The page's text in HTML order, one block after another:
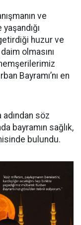
ve
huzur ve
olmasını
Bayramı’nı en
adından söz
bayramın sağlık,
bulundu.